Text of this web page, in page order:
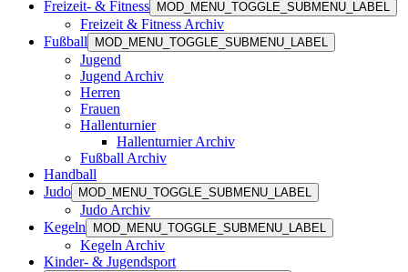
Freizeit- & Fitness
MOD_MENU_TOGGLE_SUBMENU_LABEL
Freizeit & Fitness Archiv
Fußball
MOD_MENU_TOGGLE_SUBMENU_LABEL
Jugend
Jugend Archiv
Herren
Frauen
Hallenturnier
Hallenturnier Archiv
Fußball Archiv
Handball
Judo
MOD_MENU_TOGGLE_SUBMENU_LABEL
Judo Archiv
Kegeln
MOD_MENU_TOGGLE_SUBMENU_LABEL
Kegeln Archiv
Kinder- & Jugendsport